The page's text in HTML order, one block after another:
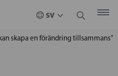
skapa en förändring tillsammans”